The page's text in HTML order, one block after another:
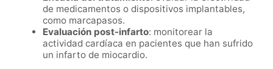
de medicamentos o dispositivos implantables,
como marcapasos.
Evaluación post-infarto: monitorear la
actividad cardíaca en pacientes que han sufrido
un infarto de miocardio.